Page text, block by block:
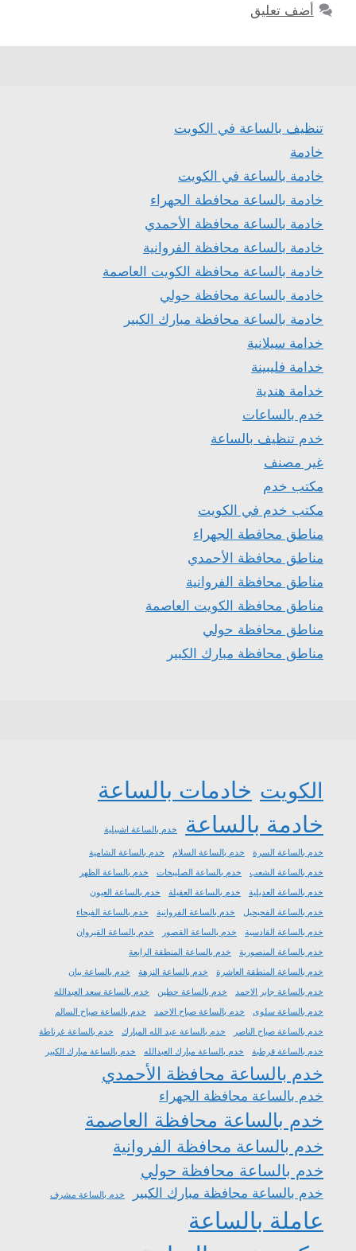
أضف تعليق
تنظيف بالساعة في الكويت
خادمة
خادمة بالساعة في الكويت
خادمة بالساعة محافطة الجهراء
خادمة بالساعة محافظة الأحمدي
خادمة بالساعة محافظة الفروانية
خادمة بالساعة محافظة الكويت العاصمة
خادمة بالساعة محافظة حولي
خادمة بالساعة محافظة مبارك الكبير
خدامة سيلانية
خدامة فليبينة
خدامة هندية
خدم بالساعات
خدم تنظيف بالساعة
غير مصنف
مكتب خدم
مكتب خدم في الكويت
مناطق محافطة الجهراء
مناطق محافظة الأحمدي
مناطق محافظة الفروانية
مناطق محافظة الكويت العاصمة
مناطق محافظة حولي
مناطق محافظة مبارك الكبير
الكويت خادمات بالساعة
خادمة بالساعة
خدم بالساعة اشبيلية
خدم بالساعة السرة خدم بالساعة السلام
خدم بالساعة الشامية
خدم بالساعة الشعب
خدم بالساعة الصليبخات
خدم بالساعة الظهر
خدم بالساعة العديلية
خدم بالساعة العقيلة
خدم بالساعة العيون
خدم بالساعة الفحيحيل
خدم بالساعة الفروانية
خدم بالساعة الفيحاء
خدم بالساعة القادسية
خدم بالساعة القصور
خدم بالساعة القيروان
خدم بالساعة المنصورية
خدم بالساعة المنطقة الرابعة
خدم بالساعة المنطقة العاشرة
خدم بالساعة النزهة
خدم بالساعة بيان
خدم بالساعة جابر الاحمد
خدم بالساعة حطين
خدم بالساعة سعد العبدالله
خدم بالساعة سلوى
خدم بالساعة صباح الاحمد
خدم بالساعة صباح السالم
خدم بالساعة صباح الناصر
خدم بالساعة عبد الله المبارك
خدم بالساعة غرناطة
خدم بالساعة قرطبة
خدم بالساعة مبارك العبدالله خدم بالساعة مبارك الكبير
خدم بالساعة محافظة الأحمدي
خدم بالساعة محافظة الجهراء
خدم بالساعة محافظة العاصمة
خدم بالساعة محافظة الفروانية
خدم بالساعة محافظة حولي
خدم بالساعة محافظة مبارك الكبير خدم بالساعة مشرف
عاملة بالساعة